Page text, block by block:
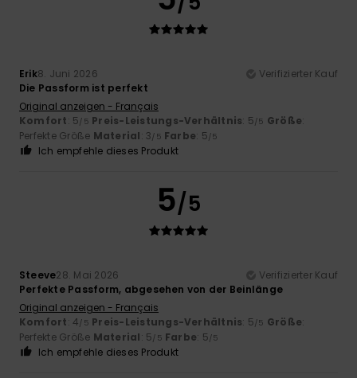
Erik8. Juni 2026
Verifizierter Kauf
Die Passform ist perfekt
Original anzeigen - Français
Komfort: 5/5 Preis-Leistungs-Verhältnis: 5/5 Größe:
Perfekte Größe Material: 3/5 Farbe: 5/5
Ich empfehle dieses Produkt
5/5
Steeve28. Mai 2026
Verifizierter Kauf
Perfekte Passform, abgesehen von der Beinlänge
Original anzeigen - Français
Komfort: 4/5 Preis-Leistungs-Verhältnis: 5/5 Größe:
Perfekte Größe Material: 5/5 Farbe: 5/5
Ich empfehle dieses Produkt